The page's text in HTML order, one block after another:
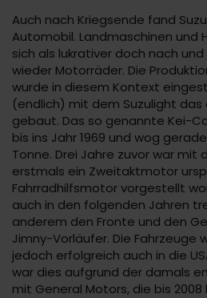
Auch nach Kriegsende fand
Automobil. Landmaschinen und
sich als lukrativer doch nach
wieder Motorräder. Die
wurde in diesem Kontext
(endlich) mit dem Suzulight
gebaut. Das so genannte Kei-
bis ins Jahr 1969 und wog
Tonne. Drei Jahre zuvor war mit
erstmals ein Zweitaktmotor
Fahrradhilfsmotor vorgestellt
auch in den folgenden Jahren
anderem den Fronte und den
Jimny-Vorläufer. Die Fahrzeuge
jedoch erfolgreich auch in die
war dies aufgrund der damals
mit General Motors, die bis